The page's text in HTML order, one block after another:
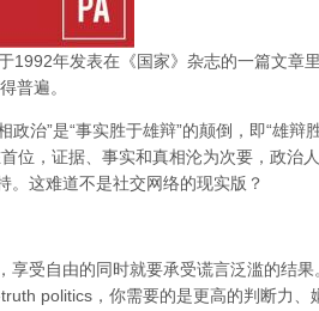
1992年发表在《国家》杂志的一篇文章
普遍。
治”是“事实胜于雄辩”的颠倒，即“雄辩
位，证据、事实和真相沦为次要，政治
。这难道不是社交网络的现实版？
享受自由的同时就要承受谎言泛滥的结果
politics，你需要的是更高的判断力、